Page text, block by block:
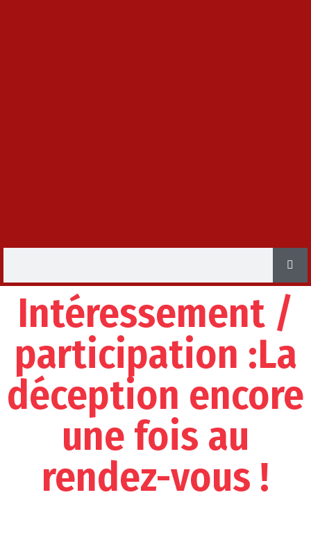
Intéressement /
participation :La
déception encore
une fois au
rendez-vous !